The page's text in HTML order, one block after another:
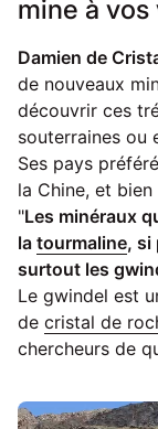
mine à
Damien de
de nouveaux
découvrir ces
souterraines ou
Ses pays
la Chine, et
"Les minéraux
la tourmaline, si
surtout les
Le gwindel est
de cristal de
chercheurs de